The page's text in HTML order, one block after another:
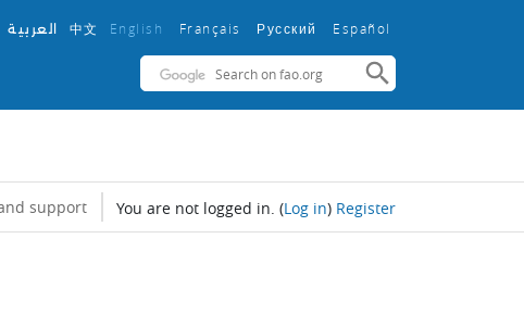
العربية 中文 English ‎ Français ‎ Русский ‎ Español ‎
support You are not logged in. (Log in) Register